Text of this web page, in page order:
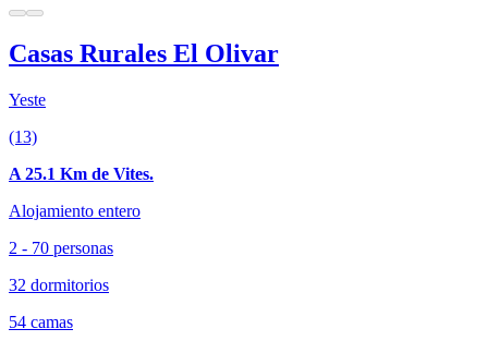
Casas Rurales El Olivar
Yeste
(13)
A 25.1 Km de Vites.
Alojamiento entero
2 - 70 personas
32 dormitorios
54 camas